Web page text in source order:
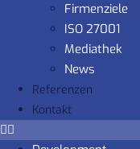
Firmenziele
ISO 27001
Mediathek
News
Referenzen
Kontakt